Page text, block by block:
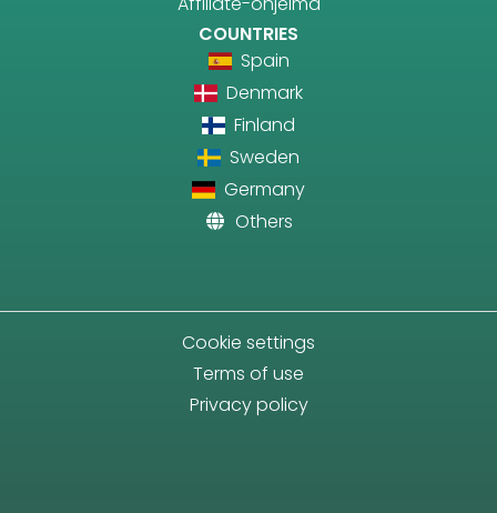
COUNTRIES
Spain
Denmark
Finland
Sweden
Germany
Others
Cookie settings
Terms of use
Privacy policy